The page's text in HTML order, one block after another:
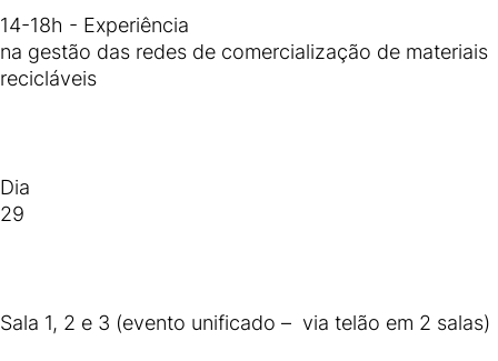
14-18h - Experiência
na gestão das redes de comercialização de materiais
recicláveis
Dia
29
Sala 1, 2 e 3 (evento unificado – via telão em 2 salas)